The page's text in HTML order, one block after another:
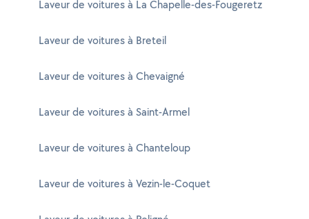
Laveur de voitures à La Chapelle-des-Fougeretz
Laveur de voitures à Breteil
Laveur de voitures à Chevaigné
Laveur de voitures à Saint-Armel
Laveur de voitures à Chanteloup
Laveur de voitures à Vezin-le-Coquet